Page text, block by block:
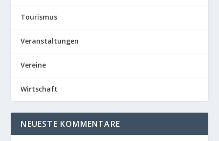
Tourismus
Veranstaltungen
Vereine
Wirtschaft
NEUESTE KOMMENTARE